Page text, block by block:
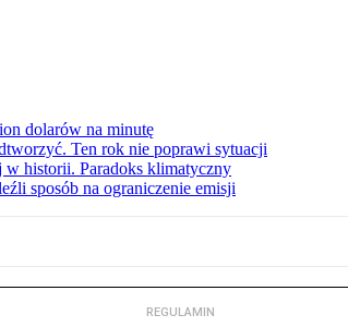
dolarów na minutę
Ten rok nie poprawi sytuacji
w historii. Paradoks klimatyczny
sposób na ograniczenie emisji
REGULAMIN